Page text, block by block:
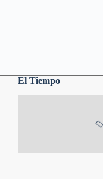
El Tiempo